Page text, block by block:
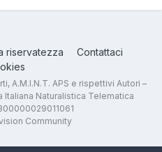
riservatezza
Contattaci
A.M.I.N.T. APS e rispettivi Autori –
Naturalistica Telematica
Community